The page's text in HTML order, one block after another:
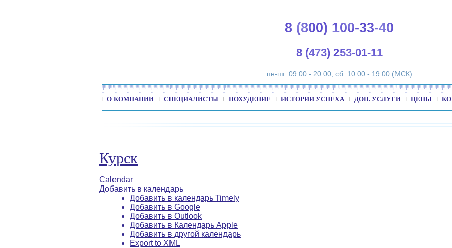
8 (800) 100-33-40
8 (473) 253-01-11
пн-пт: 09:00 - 20:00; сб: 10:00 - 19:00 (МСК)
О КОМПАНИИ СПЕЦИАЛИСТЫ ПОХУДЕНИЕ ИСТОРИИ УСПЕХА ДОП. УСЛУГИ ЦЕНЫ
Курск
Calendar
Добавить в календарь
Добавить в календарь Timely
Добавить в Google
Добавить в Outlook
Добавить в Календарь Apple
Добавить в другой календарь
Export to XML